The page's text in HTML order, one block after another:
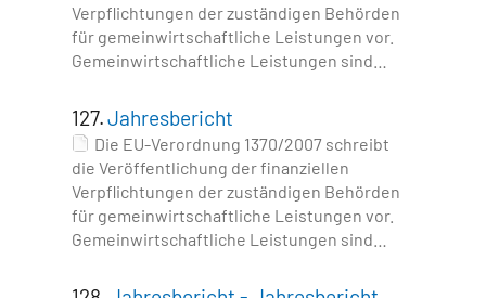
Verpflichtungen der zuständigen Behörden
für gemeinwirtschaftliche Leistungen vor.
Gemeinwirtschaftliche Leistungen sind…
127.Jahresbericht
Die EU-Verordnung 1370/2007 schreibt
die Veröffentlichung der finanziellen
Verpflichtungen der zuständigen Behörden
für gemeinwirtschaftliche Leistungen vor.
Gemeinwirtschaftliche Leistungen sind…